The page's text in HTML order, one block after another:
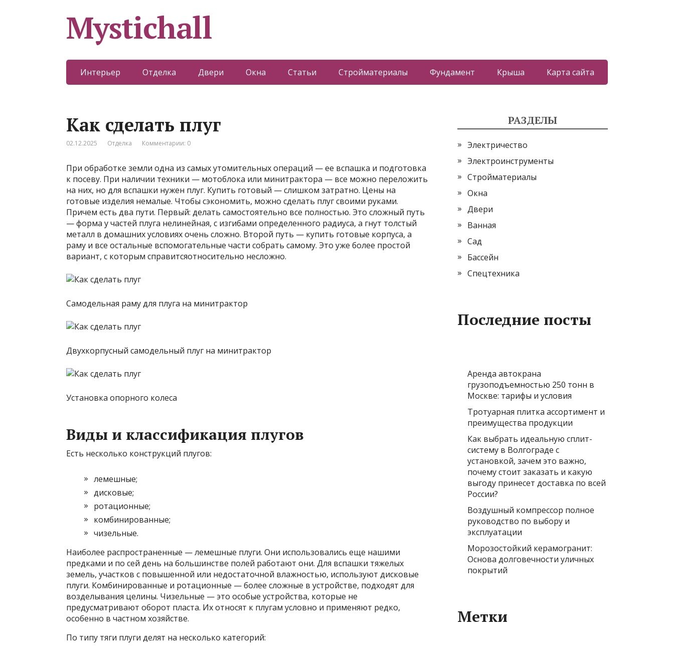
Mystichall
Интерьер Отделка Двери Окна Статьи Стройматериалы Фундамент Крыша Карта сайта
Как сделать плуг
02.12.2025 Отделка Комментарии: 0
При обработке земли одна из самых утомительных операций — ее вспашка и подготовка
к посеву. При наличии техники — мотоблока или минитрактора — все можно переложить
на них, но для вспашки нужен плуг. Купить готовый — слишком затратно. Цены на
готовые изделия немалые. Чтобы сэкономить, можно сделать плуг своими руками.
Причем есть два пути. Первый: делать самостоятельно все полностью. Это сложный путь
— форма у частей плуга нелинейная, с изгибами определенного радиуса, а гнут толстый
металл в домашних условиях очень сложно. Второй путь — купить готовые корпуса, а
раму и все остальные вспомогательные части собрать самому. Это уже более простой
вариант, с которым справитсяотносительно несложно.
Самодельная раму для плуга на минитрактор
Двухкорпусный самодельный плуг на минитрактор
Установка опорного колеса
Виды и классификация плугов
Есть несколько конструкций плугов:
лемешные;
дисковые;
ротационные;
комбинированные;
чизельные.
Наиболее распространенные — лемешные плуги. Они использовались еще нашими
предками и по сей день на большинстве полей работают они. Для вспашки тяжелых
земель, участков с повышенной или недостаточной влажностью, используют дисковые
плуги. Комбинированные и ротационные — более сложные в устройстве, подходят для
возделывания целины. Чизельные — это особые устройства, которые не
предусматривают оборот пласта. Их относят к плугам условно и применяют редко,
особенно в частном хозяйстве.
По типу тяги плуги делят на несколько категорий:
РАЗДЕЛЫ
Электричество
Электроинструменты
Стройматериалы
Окна
Двери
Ванная
Сад
Бассейн
Спецтехника
Последние посты
Аренда автокрана
грузоподъемностью 250 тонн в
Москве: тарифы и условия
Тротуарная плитка ассортимент и
преимущества продукции
Как выбрать идеальную сплит-
систему в Волгограде с
установкой, зачем это важно,
почему стоит заказать и какую
выгоду принесет доставка по всей
России?
Воздушный компрессор полное
руководство по выбору и
эксплуатации
Морозостойкий керамогранит:
Основа долговечности уличных
покрытий
Метки